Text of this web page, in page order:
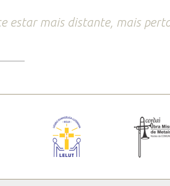
estar mais distante, mais